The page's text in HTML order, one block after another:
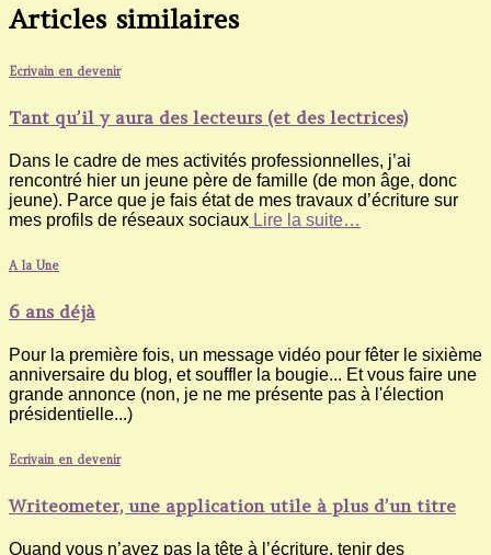
Articles similaires
Ecrivain en devenir
Tant qu’il y aura des lecteurs (et des lectrices)
Dans le cadre de mes activités professionnelles, j’ai
rencontré hier un jeune père de famille (de mon âge, donc
jeune). Parce que je fais état de mes travaux d’écriture sur
mes profils de réseaux sociaux Lire la suite…
A la Une
6 ans déjà
Pour la première fois, un message vidéo pour fêter le sixième
anniversaire du blog, et souffler la bougie... Et vous faire une
grande annonce (non, je ne me présente pas à l'élection
présidentielle...)
Ecrivain en devenir
Writeometer, une application utile à plus d’un titre
Quand vous n’avez pas la tête à l’écriture, tenir des